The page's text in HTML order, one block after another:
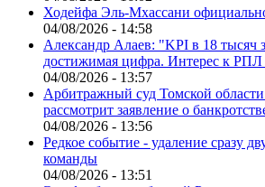
Ходейфа Эль-Мхассани
04/08/2026 - 14:58
Александр Алаев: "KPI в 18 тысяч
достижимая цифра. Интерес к РПЛ
04/08/2026 - 13:57
Арбитражный суд Томской области
рассмотрит заявление о
04/08/2026 - 13:56
Редкое событие - удаление сразу
команды
04/08/2026 - 13:51